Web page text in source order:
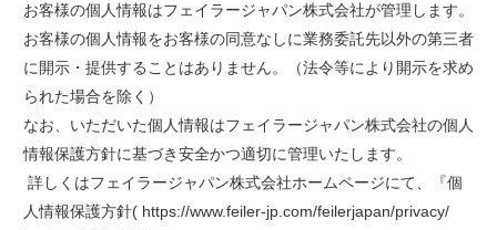
お客様の個人情報はフェイラージャパン株式会社が管理します。
お客様の個人情報をお客様の同意なしに業務委託先以外の第三者
に開示・提供することはありません。（法令等により開示を求め
られた場合を除く）
なお、いただいた個人情報はフェイラージャパン株式会社の個人
情報保護方針に基づき安全かつ適切に管理いたします。
詳しくはフェイラージャパン株式会社ホームページにて、『個
人情報保護方針( https://www.feiler-jp.com/feilerjapan/privacy/